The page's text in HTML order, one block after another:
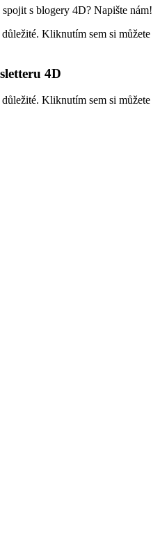
s blogery 4D? Napište nám!
Kliknutím sem si můžete
4D
Kliknutím sem si můžete